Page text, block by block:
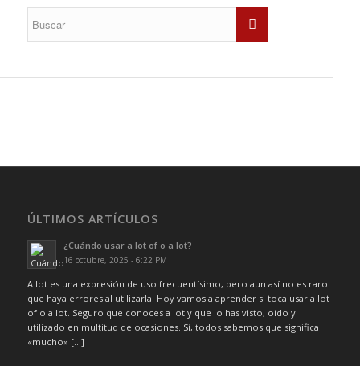
ÚLTIMOS ARTÍCULOS
¿Cuándo usar a lot of o a lot?
16 octubre, 2025 - 6:22 PM
A lot es una expresión de uso frecuentísimo, pero aun así no es raro
que haya errores al utilizarla. Hoy vamos a aprender si toca usar a lot
of o a lot. Seguro que conoces a lot y que lo has visto, oído y
utilizado en multitud de ocasiones. Sí, todos sabemos que significa
«mucho» […]